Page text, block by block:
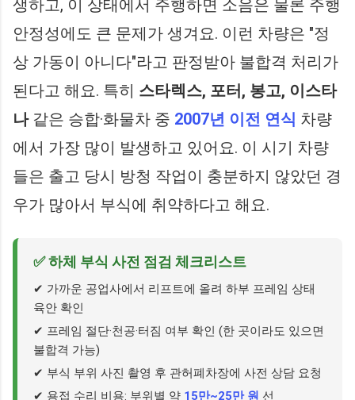
생하고, 이 상태에서 주행하면 소음은 물론 주행
안정성에도 큰 문제가 생겨요. 이런 차량은 "정
상 가동이 아니다"라고 판정받아 불합격 처리가
된다고 해요. 특히 스타렉스, 포터, 봉고, 이스타
나같은 승합·화물차 중 2007년 이전 연식 차량
에서 가장 많이 발생하고 있어요. 이 시기 차량
들은 출고 당시 방청 작업이 충분하지 않았던 경
우가 많아서 부식에 취약하다고 해요.
✅ 하체 부식 사전 점검 체크리스트
✔ 가까운 공업사에서 리프트에 올려 하부 프레임 상태
육안 확인
✔ 프레임 절단·천공·터짐 여부 확인 (한 곳이라도 있으면
불합격 가능)
✔ 부식 부위 사진 촬영 후 관허폐차장에 사전 상담 요청
✔ 용접 수리 비용: 부위별 약 15만~25만 원 선